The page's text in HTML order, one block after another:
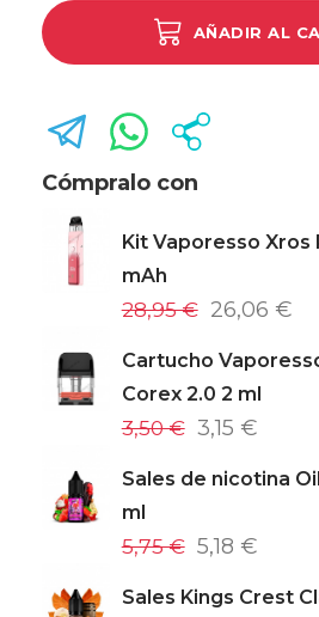
AÑADIR AL
Cómpralo con
Kit Vaporesso Xros
mAh
28,95 € 26,06 €
Cartucho
Corex 2.0 2 ml
3,50 € 3,15 €
Sales de nicotina
ml
5,75 € 5,18 €
Sales Kings Crest